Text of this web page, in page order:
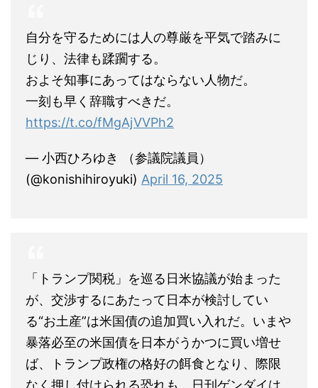
自分を守るためには人の尊厳を平気で踏みに
じり、法律も蹂躙する。
およそ知事にあってはならない人物だ。
一刻も早く辞職すべきだ。
https://t.co/fMgAjVVPh2
— 小西ひろゆき （参議院議員）
(@konishihiroyuki) April 16, 2025
「トランプ関税」を巡る日米協議が始まった
が、交渉するにあたって日本が検討してい
る“お土産”は米国債の追加買い入れだ。いまや
暴落必至の米国債を日本がうかつに買い増せ
ば、トランプ政権の格好の餌食となり、際限
なく押し付けられる恐れも。日刊ゲンダイは